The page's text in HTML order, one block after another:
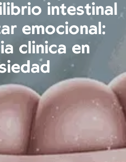
intestinal
emocional:
clínica en